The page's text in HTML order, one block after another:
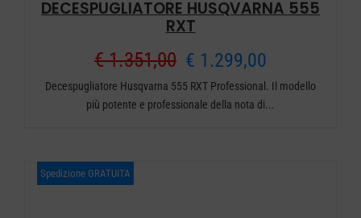
DECESPUGLIATORE HUSQVARNA 555
RXT
€1.351,00 Il
prezzo
€ 1.299,00
prezzo
Decespugliatore Husqvarna 555 RXT Professional. Il modello
più potente e professionale della nota di...
Spedizione GRATUITA